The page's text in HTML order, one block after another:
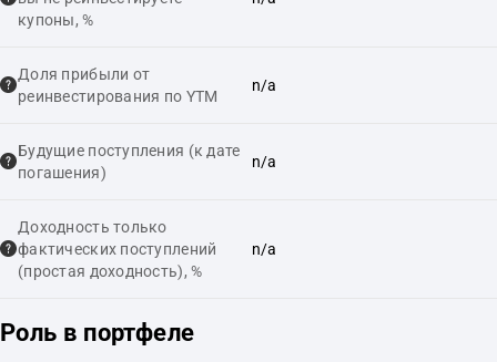
купоны, %
Доля прибыли от
реинвестирования по YTM
n/a
Будущие поступления (к дате
погашения)
n/a
Доходность только
фактических поступлений
(простая доходность), %
n/a
Роль в портфеле